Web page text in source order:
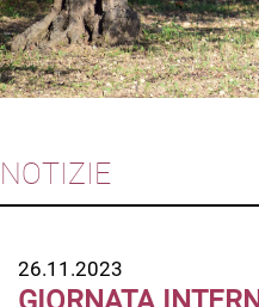
NOTIZIE
26.11.2023